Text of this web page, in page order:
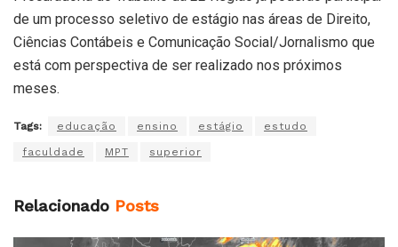
de um processo seletivo de estágio nas áreas de Direito,
Ciências Contábeis e Comunicação Social/Jornalismo que
está com perspectiva de ser realizado nos próximos
meses.
Tags: educação ensino estágio estudo
faculdade MPT superior
Relacionado Posts